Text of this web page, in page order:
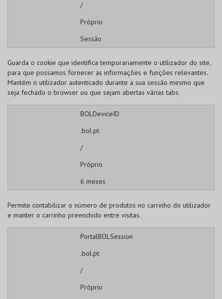
/
Próprio
Sessão
Guarda o cookie que identifica temporariamente o utilizador do site,
para que possamos fornecer as informações e funções relevantes.
Mantém o utilizador autenticado durante a sua sessão mesmo que
seja fechado o browser ou que sejam abertas várias tabs.
BOLDeviceID
.bol.pt
/
Próprio
6 meses
Permite contabilizar o número de produtos no carrinho do utilizador
e manter o carrinho preenchido entre visitas.
PortalBOLSession
.bol.pt
/
Próprio